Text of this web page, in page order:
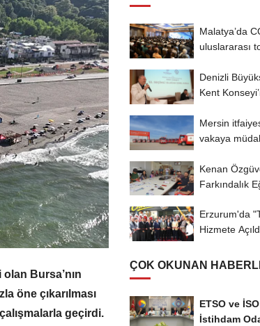
Bursa’nın
öne çıkarılması
çalışmalarla geçirdi.
Malatya’da
uluslararası
Denizli
Kent
Mersin
vakaya
Kenan
Farkındalık
Erzurum'da
Hizmete
ÇOK OKUNAN
ETSO ve
İstihdam